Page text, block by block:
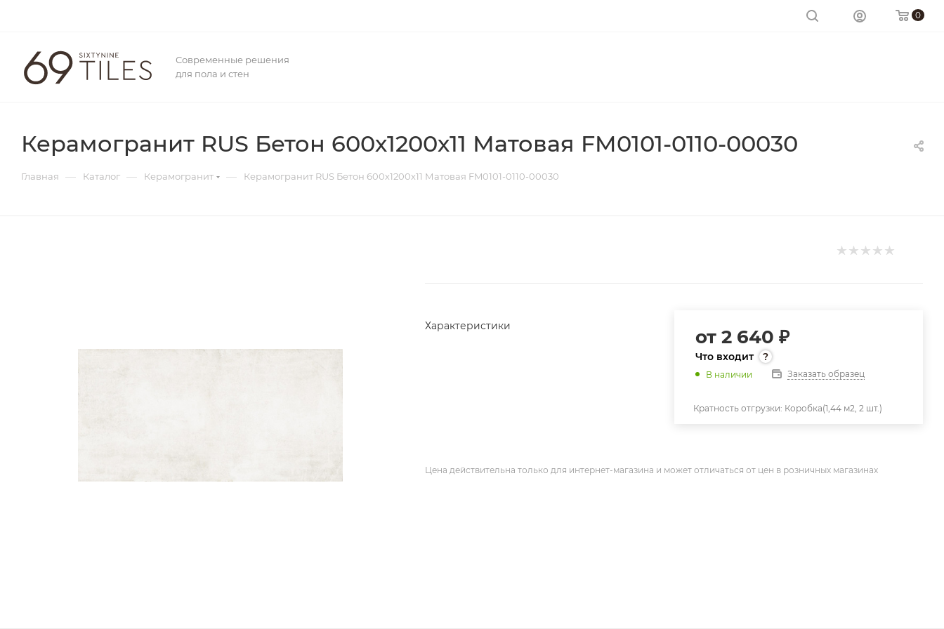
0
Современные решения
для пола и стен
Керамогранит RUS Бетон 600х1200х11 Матовая FM0101-0110-00030
Главная — Каталог — Керамогранит — Керамогранит RUS Бетон 600х1200х11 Матовая FM0101-0110-00030
Характеристики от 2 640 ₽
Что входит
В наличии Заказать образец
Кратность отгрузки: Коробка(1,44 м2, 2 шт.)
Цена действительна только для интернет-магазина и может отличаться от цен в розничных магазинах